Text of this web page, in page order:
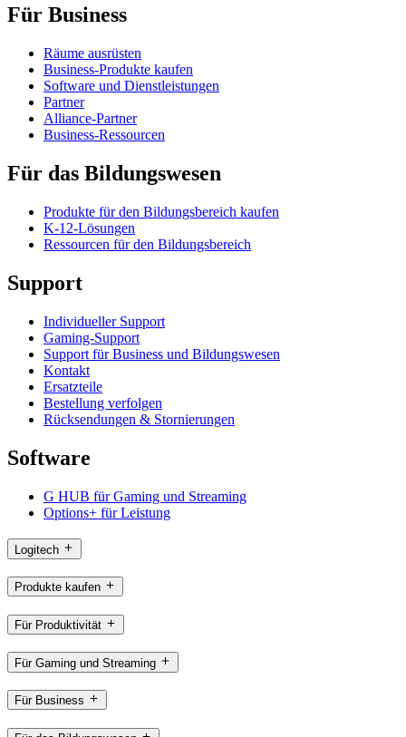
Für Business
Räume ausrüsten
Business-Produkte kaufen
Software und Dienstleistungen
Partner
Alliance-Partner
Business-Ressourcen
Für das Bildungswesen
Produkte für den Bildungsbereich kaufen
K-12-Lösungen
Ressourcen für den Bildungsbereich
Support
Individueller Support
Gaming-Support
Support für Business und Bildungswesen
Kontakt
Ersatzteile
Bestellung verfolgen
Rücksendungen & Stornierungen
Software
G HUB für Gaming und Streaming
Options+ für Leistung
Logitech
Produkte kaufen
Für Produktivität
Für Gaming und Streaming
Für Business